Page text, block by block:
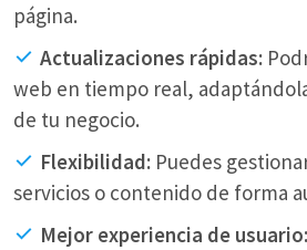
página.
Actualizaciones rápidas:
web en tiempo real,
de tu negocio.
Flexibilidad: Puedes
servicios o contenido de forma
Mejor experiencia de usuario: